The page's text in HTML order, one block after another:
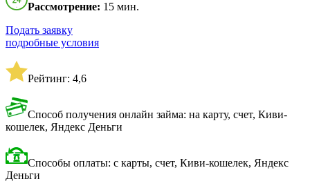
Рассмотрение: 15 мин.
Подать заявку
подробные условия
Рейтинг: 4,6
Способ получения онлайн займа: на карту, счет, Киви-
кошелек, Яндекс Деньги
Способы оплаты: с карты, счет, Киви-кошелек, Яндекс
Деньги